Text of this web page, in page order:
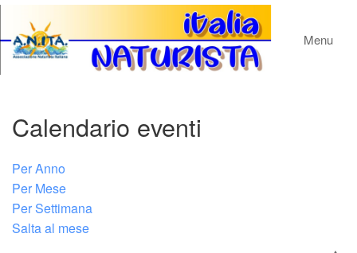
Menu
Calendario eventi
Per Anno
Per Mese
Per Settimana
Salta al mese